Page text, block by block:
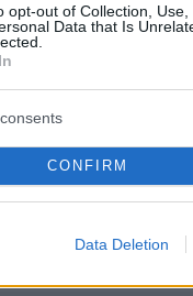
opt-out of Collection,
Data that Is
CONFIRM
Data Deletion
Κελσίου. Στο
νεφώσεις